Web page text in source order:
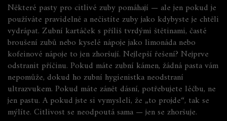
Některé pasty pro citlivé zuby pomáhají — ale jen pokud je
používáte pravidelně a nečistíte zuby jako kdybyste je chtěli
vydrápat. Zubní kartáček s příliš tvrdými štětinami, časté
broušení zubů nebo kyselé nápoje jako limonáda nebo
kofeinové nápoje to jen zhoršují. Nejlepší řešení? Nejprve
odstranit příčinu. Pokud máte zubní kámen, žádná pasta vám
nepomůže, dokud ho zubní hygienistka neodstraní
ultrazvukem. Pokud máte zánět dásní, potřebujete léčbu, ne
jen pastu. A pokud jste si vymysleli, že „to projde“, tak se
mýlíte. Citlivost se neodpoutá sama — jen se zhoršuje.